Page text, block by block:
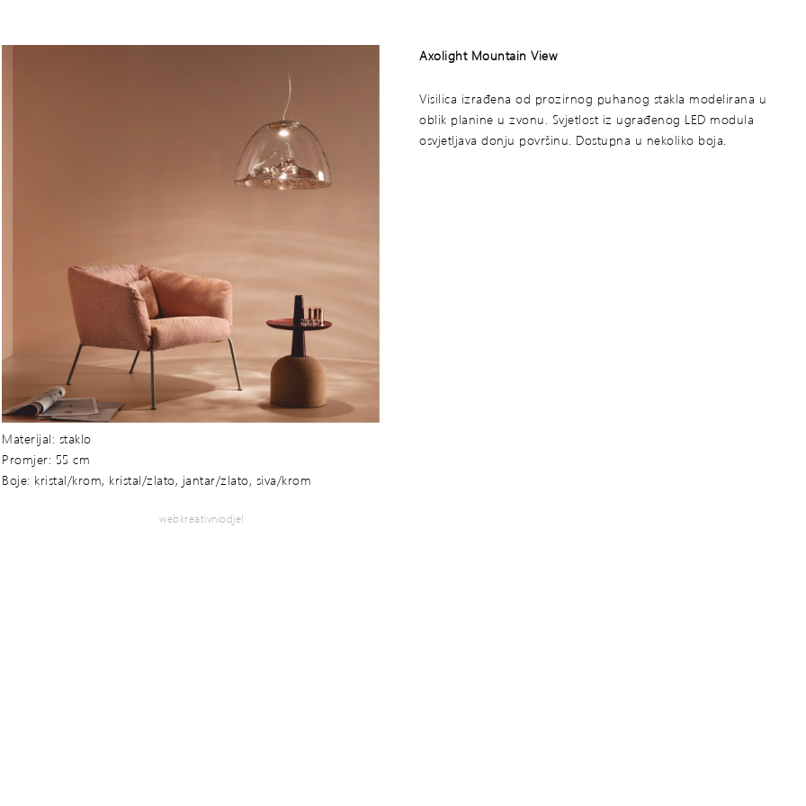
Materijal: staklo
Promjer: 55 cm
Boje: kristal/krom, kristal/zlato, jantar/zlato, siva/krom
Axolight Mountain View
Visilica izrađena od prozirnog puhanog stakla modelirana u
oblik planine u zvonu. Svjetlost iz ugrađenog LED modula
osvjetljava donju površinu. Dostupna u nekoliko boja.
webkreativniodjel